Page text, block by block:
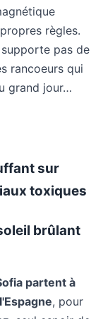
règles.
supporte pas de
rancoeurs qui
grand jour…
sur
toxiques
brûlant
partent à
, pour